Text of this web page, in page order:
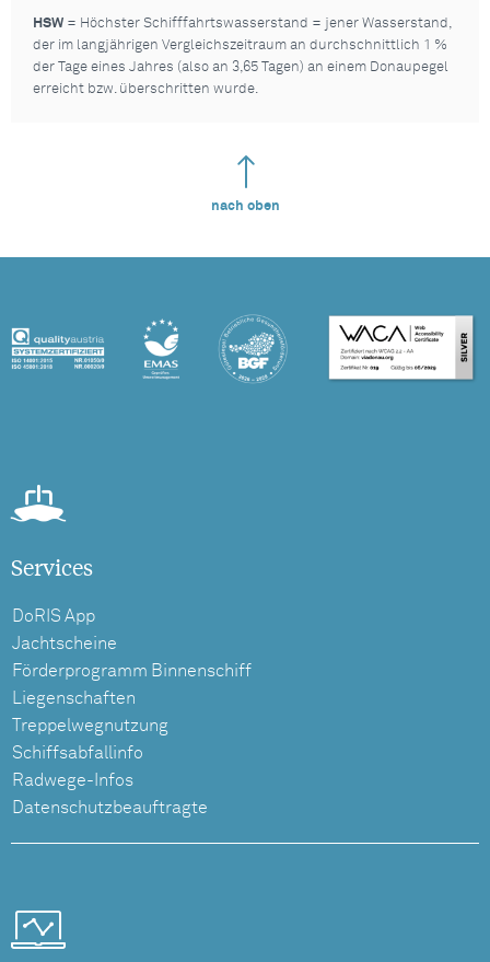
HSW = Höchster Schifffahrtswasserstand = jener Wasserstand,
der im langjährigen Vergleichszeitraum an durchschnittlich 1 %
der Tage eines Jahres (also an 3,65 Tagen) an einem Donaupegel
erreicht bzw. überschritten wurde.
nach oben
Services
DoRIS App
Jachtscheine
Förderprogramm Binnenschiff
Liegenschaften
Treppelwegnutzung
Schiffsabfallinfo
Radwege-Infos
Datenschutzbeauftragte